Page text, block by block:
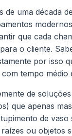
de uma década
que cada
o cliente.
por isso
tempo
de
que apenas
de
ou objetos